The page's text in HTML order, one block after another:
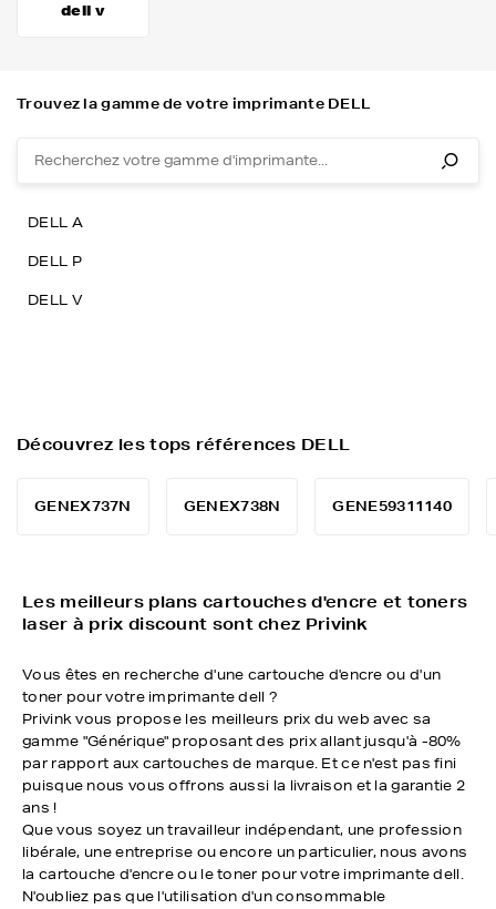
dell v
Trouvez la gamme de votre imprimante DELL
DELL A
DELL P
DELL V
Découvrez les tops références DELL
GENEX737N GENEX738N GENE59311140
Les meilleurs plans cartouches d'encre et toners
laser à prix discount sont chez Privink
Vous êtes en recherche d'une cartouche d'encre ou d'un
toner pour votre imprimante dell ?
Privink vous propose les meilleurs prix du web avec sa
gamme "Générique" proposant des prix allant jusqu'à -80%
par rapport aux cartouches de marque. Et ce n'est pas fini
puisque nous vous offrons aussi la livraison et la garantie 2
ans !
Que vous soyez un travailleur indépendant, une profession
libérale, une entreprise ou encore un particulier, nous avons
la cartouche d'encre ou le toner pour votre imprimante dell.
N'oubliez pas que l'utilisation d'un consommable